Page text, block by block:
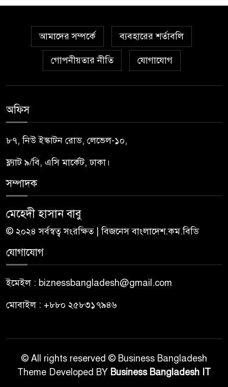
আমাদের সম্পর্কে ব্যবহারের শর্তাবলি
গোপনীয়তার নীতি যোগাযোগ
অফিস
৮৭, নিউ ইস্কাটন রোড, লেভেল-১০,
ফ্ল্যাট ৯/বি, এসি মার্কেট, ঢাকা।
সম্পাদক
মেহেদী হাসান বাবু
© ২০২৪ সর্বস্বত্ব সংরক্ষিত | বিজনেস বাংলাদেশ.কম.বিডি
যোগাযোগ
ইমেইল : biznessbangladesh@gmail.com
মোবাইল : +৮৮০ ২৫৮৩১৭৯৪৬
© All rights reserved © Business Bangladesh
Theme Developed BY Business Bangladesh IT